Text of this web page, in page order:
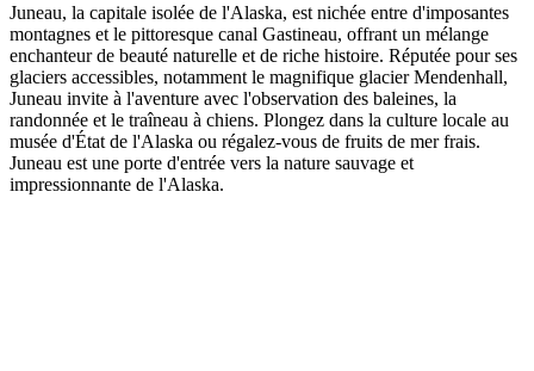
Juneau, la capitale isolée de l'Alaska, est nichée entre d'imposantes
montagnes et le pittoresque canal Gastineau, offrant un mélange
enchanteur de beauté naturelle et de riche histoire. Réputée pour ses
glaciers accessibles, notamment le magnifique glacier Mendenhall,
Juneau invite à l'aventure avec l'observation des baleines, la
randonnée et le traîneau à chiens. Plongez dans la culture locale au
musée d'État de l'Alaska ou régalez-vous de fruits de mer frais.
Juneau est une porte d'entrée vers la nature sauvage et
impressionnante de l'Alaska.